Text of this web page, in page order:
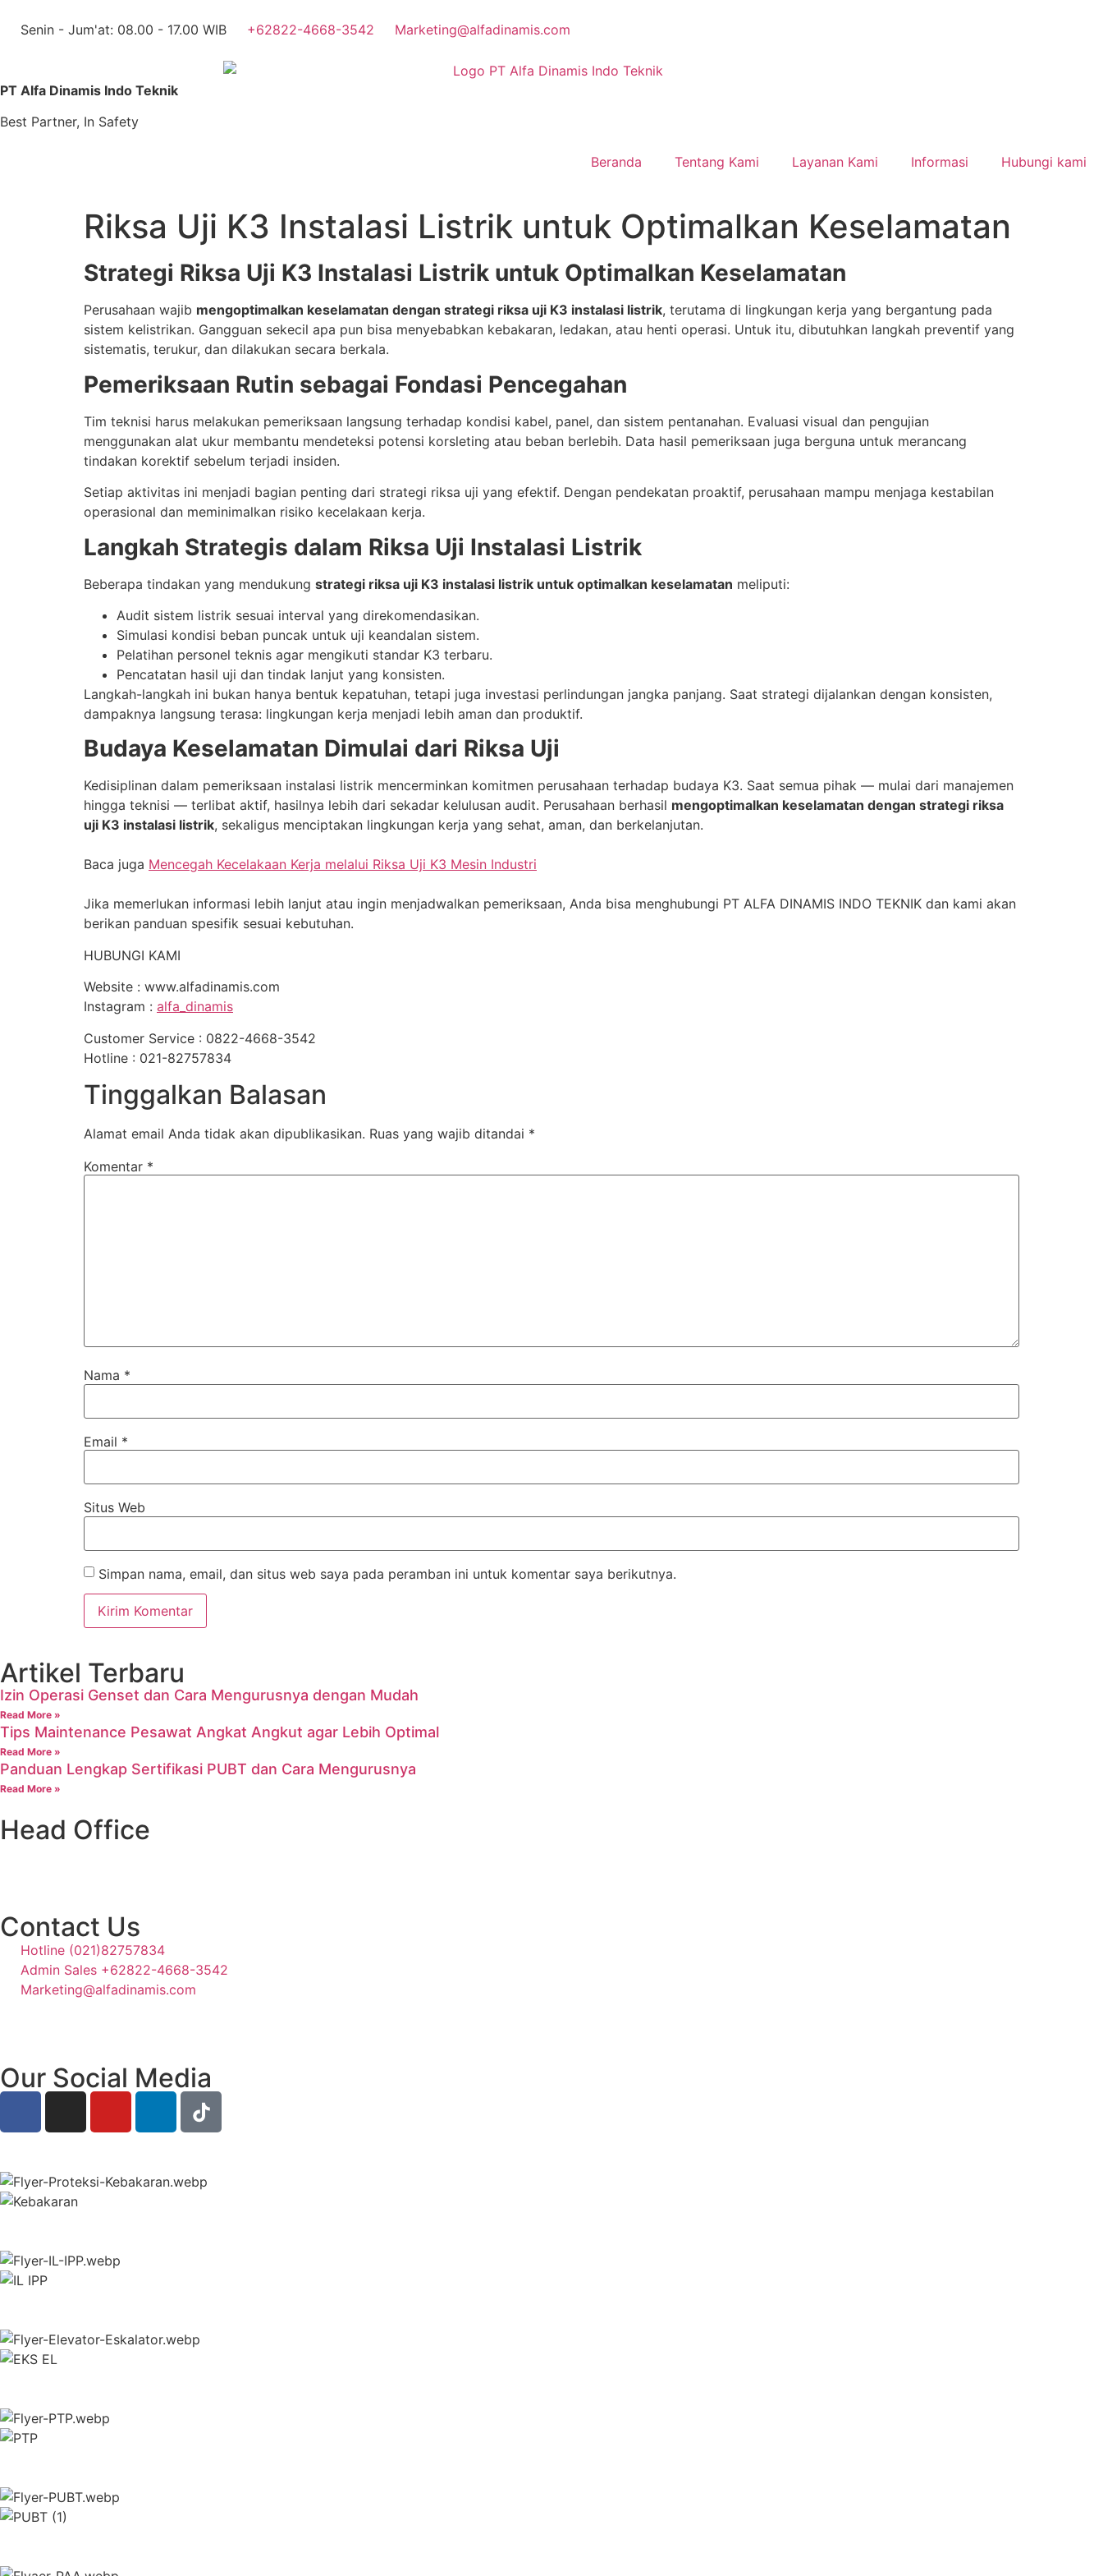
Senin - Jum'at: 08.00 - 17.00 WIB +62822-4668-3542 Marketing@alfadinamis.com
PT Alfa Dinamis Indo Teknik
Best Partner, In Safety
Beranda Tentang Kami Layanan Kami Informasi Hubungi kami
Riksa Uji K3 Instalasi Listrik untuk Optimalkan Keselamatan
Strategi Riksa Uji K3 Instalasi Listrik untuk Optimalkan Keselamatan
Perusahaan wajib mengoptimalkan keselamatan dengan strategi riksa uji K3 instalasi listrik, terutama di lingkungan kerja yang bergantung pada
sistem kelistrikan. Gangguan sekecil apa pun bisa menyebabkan kebakaran, ledakan, atau henti operasi. Untuk itu, dibutuhkan langkah preventif yang
sistematis, terukur, dan dilakukan secara berkala.
Pemeriksaan Rutin sebagai Fondasi Pencegahan
Tim teknisi harus melakukan pemeriksaan langsung terhadap kondisi kabel, panel, dan sistem pentanahan. Evaluasi visual dan pengujian
menggunakan alat ukur membantu mendeteksi potensi korsleting atau beban berlebih. Data hasil pemeriksaan juga berguna untuk merancang
tindakan korektif sebelum terjadi insiden.
Setiap aktivitas ini menjadi bagian penting dari strategi riksa uji yang efektif. Dengan pendekatan proaktif, perusahaan mampu menjaga kestabilan
operasional dan meminimalkan risiko kecelakaan kerja.
Langkah Strategis dalam Riksa Uji Instalasi Listrik
Beberapa tindakan yang mendukung strategi riksa uji K3 instalasi listrik untuk optimalkan keselamatan meliputi:
Audit sistem listrik sesuai interval yang direkomendasikan.
Simulasi kondisi beban puncak untuk uji keandalan sistem.
Pelatihan personel teknis agar mengikuti standar K3 terbaru.
Pencatatan hasil uji dan tindak lanjut yang konsisten.
Langkah-langkah ini bukan hanya bentuk kepatuhan, tetapi juga investasi perlindungan jangka panjang. Saat strategi dijalankan dengan konsisten,
dampaknya langsung terasa: lingkungan kerja menjadi lebih aman dan produktif.
Budaya Keselamatan Dimulai dari Riksa Uji
Kedisiplinan dalam pemeriksaan instalasi listrik mencerminkan komitmen perusahaan terhadap budaya K3. Saat semua pihak — mulai dari manajemen
hingga teknisi — terlibat aktif, hasilnya lebih dari sekadar kelulusan audit. Perusahaan berhasil mengoptimalkan keselamatan dengan strategi riksa
uji K3 instalasi listrik, sekaligus menciptakan lingkungan kerja yang sehat, aman, dan berkelanjutan.
Baca juga Mencegah Kecelakaan Kerja melalui Riksa Uji K3 Mesin Industri
Jika memerlukan informasi lebih lanjut atau ingin menjadwalkan pemeriksaan, Anda bisa menghubungi PT ALFA DINAMIS INDO TEKNIK dan kami akan
berikan panduan spesifik sesuai kebutuhan.
HUBUNGI KAMI
Website : www.alfadinamis.com
Instagram : alfa_dinamis
Customer Service : 0822-4668-3542
Hotline : 021-82757834
Tinggalkan Balasan
Alamat email Anda tidak akan dipublikasikan. Ruas yang wajib ditandai *
Komentar *
Nama *
Email *
Situs Web
Simpan nama, email, dan situs web saya pada peramban ini untuk komentar saya berikutnya.
Artikel Terbaru
Izin Operasi Genset dan Cara Mengurusnya dengan Mudah
Read More »
Tips Maintenance Pesawat Angkat Angkut agar Lebih Optimal
Read More »
Panduan Lengkap Sertifikasi PUBT dan Cara Mengurusnya
Read More »
Head Office
Contact Us
Hotline (021)82757834
Admin Sales +62822-4668-3542
Marketing@alfadinamis.com
Our Social Media